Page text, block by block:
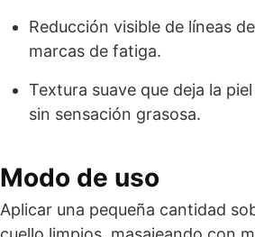
Reducción visible de líneas
marcas de fatiga.
Textura suave que deja la
sin sensación grasosa.
Modo de uso
Aplicar una pequeña cantidad